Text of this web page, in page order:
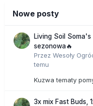
Nowe posty
Living Soil Soma's
sezonowa🔥
Przez Wesoły
temu
Kuzwa tematy
3x mix Fast Buds,